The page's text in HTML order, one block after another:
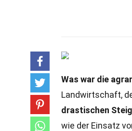
Was war die
Landwirtschaft,
drastischen
wie der Einsatz